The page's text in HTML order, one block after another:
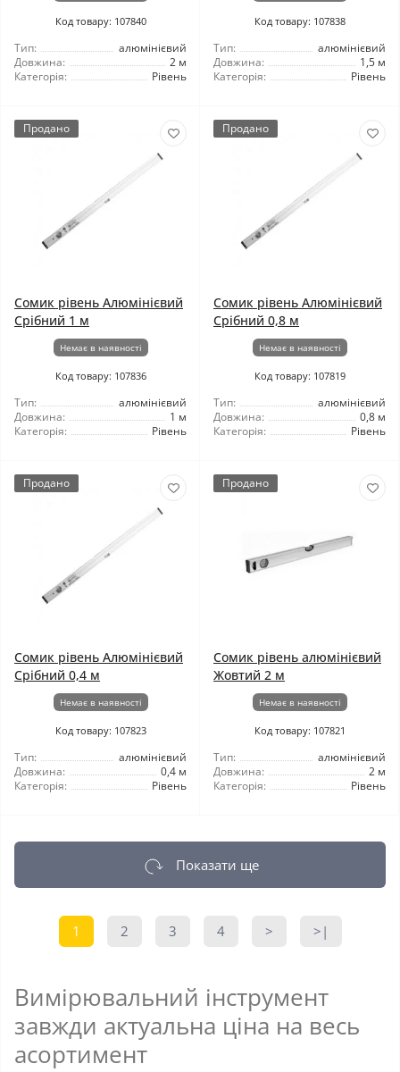
Код товару: 107840
Тип:
алюмінієвий
Довжина:
2 м
Категорія:
Рівень
Код товару: 107838
Тип:
алюмінієвий
Довжина:
1,5 м
Категорія:
Рівень
Продано
Сомик рівень Алюмінієвий
Срібний 1 м
Немає в наявності
Код товару: 107836
Тип:
алюмінієвий
Довжина:
1 м
Категорія:
Рівень
Продано
Сомик рівень Алюмінієвий
Срібний 0,8 м
Немає в наявності
Код товару: 107819
Тип:
алюмінієвий
Довжина:
0,8 м
Категорія:
Рівень
Продано
Сомик рівень Алюмінієвий
Срібний 0,4 м
Немає в наявності
Код товару: 107823
Тип:
алюмінієвий
Довжина:
0,4 м
Категорія:
Рівень
Продано
Сомик рівень алюмінієвий
Жовтий 2 м
Немає в наявності
Код товару: 107821
Тип:
алюмінієвий
Довжина:
2 м
Категорія:
Рівень
Показати ще
1 2 3 4 > >|
Вимірювальний інструмент
завжди актуальна ціна на весь
асортимент